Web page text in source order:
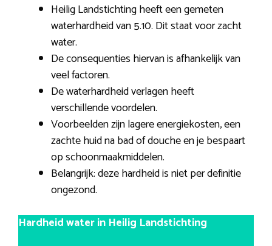
Heilig Landstichting heeft een gemeten
waterhardheid van 5.10. Dit staat voor zacht
water.
De consequenties hiervan is afhankelijk van
veel factoren.
De waterhardheid verlagen heeft
verschillende voordelen.
Voorbeelden zijn lagere energiekosten, een
zachte huid na bad of douche en je bespaart
op schoonmaakmiddelen.
Belangrijk: deze hardheid is niet per definitie
ongezond.
Hardheid water in Heilig Landstichting